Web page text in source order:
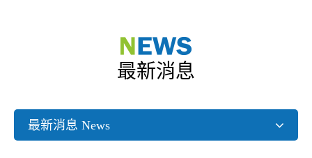
最新消息
最新消息 News